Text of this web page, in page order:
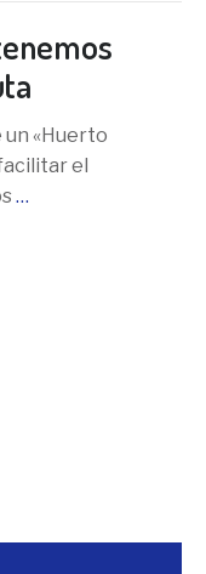
un «Huerto
el
…